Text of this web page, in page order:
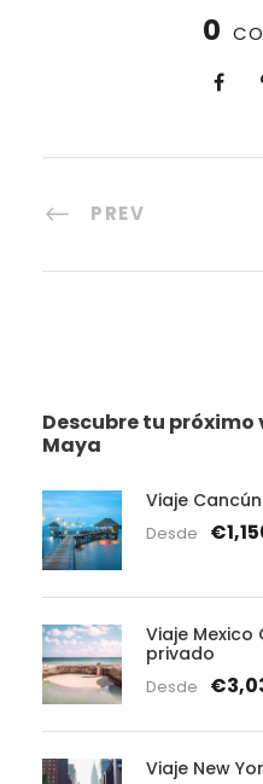
0
PREV
Descubre tu próximo
Maya
Viaje
Desde
Viaje Mexico
privado
Desde
Viaje New